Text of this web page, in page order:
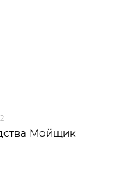
2
Мойщик